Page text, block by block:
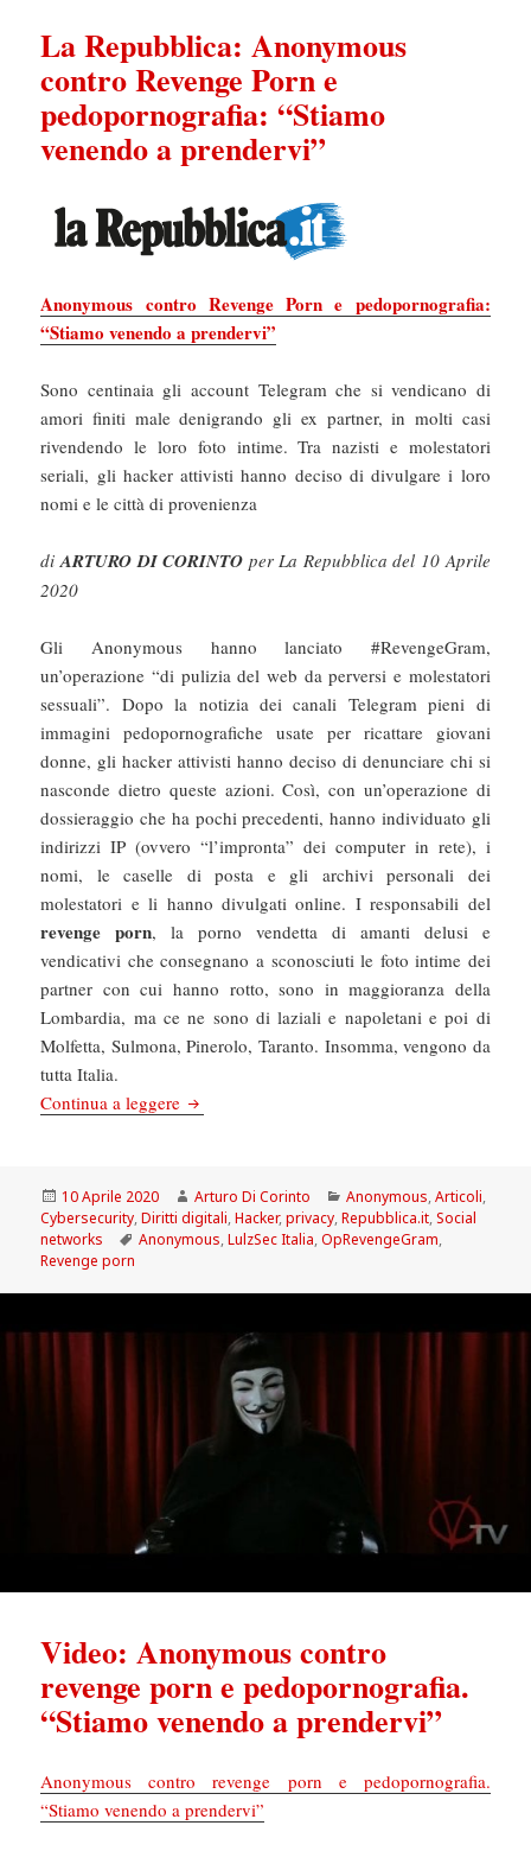
La Repubblica: Anonymous
contro Revenge Porn e
pedopornografia: “Stiamo
venendo a prendervi”
Anonymous contro Revenge Porn e pedopornografia:
“Stiamo venendo a prendervi”
Sono centinaia gli account Telegram che si vendicano di
amori finiti male denigrando gli ex partner, in molti casi
rivendendo le loro foto intime. Tra nazisti e molestatori
seriali, gli hacker attivisti hanno deciso di divulgare i loro
nomi e le città di provenienza
diARTURO DI CORINTO per La Repubblica del 10 Aprile
2020
Gli Anonymous hanno lanciato #RevengeGram,
un’operazione “di pulizia del web da perversi e molestatori
sessuali”. Dopo la notizia dei canali Telegram pieni di
immagini pedopornografiche usate per ricattare giovani
donne, gli hacker attivisti hanno deciso di denunciare chi si
nasconde dietro queste azioni. Così, con un’operazione di
dossieraggio che ha pochi precedenti, hanno individuato gli
indirizzi IP (ovvero “l’impronta” dei computer in rete), i
nomi, le caselle di posta e gli archivi personali dei
molestatori e li hanno divulgati online. I responsabili del
revenge porn, la porno vendetta di amanti delusi e
vendicativi che consegnano a sconosciuti le foto intime dei
partner con cui hanno rotto, sono in maggioranza della
Lombardia, ma ce ne sono di laziali e napoletani e poi di
Molfetta, Sulmona, Pinerolo, Taranto. Insomma, vengono da
tutta Italia.
Continua a leggere La Repubblica: Anonymous contro Revenge
Scritto
il
10 Aprile 2020 Autore
Arturo Di Corinto Categorie
Anonymous,Articoli,
Cybersecurity,Diritti digitali,Hacker,privacy,Repubblica.it,Social
networks
Tag
Anonymous,LulzSec Italia,OpRevengeGram,
Revenge porn
Video: Anonymous contro
revenge porn e pedopornografia.
“Stiamo venendo a prendervi”
Anonymous contro revenge porn e pedopornografia.
“Stiamo venendo a prendervi”